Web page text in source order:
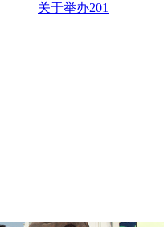
关于举办201